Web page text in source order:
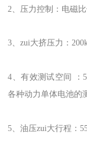
2、压力控制：电磁比
3、zui大挤压力：
4、有效测试空间 ：
各种动力单体电池的
5、油压zui大行程：